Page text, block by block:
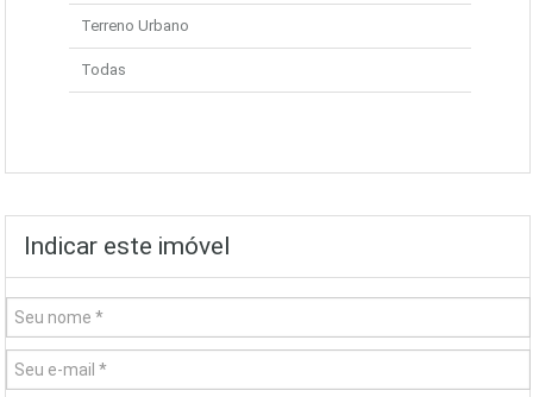
Terreno Urbano
Todas
Indicar este imóvel